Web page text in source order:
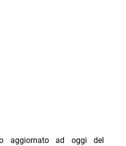
aggiornato ad oggi del